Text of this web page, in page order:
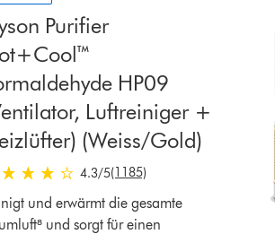
Purifier
HP09
Luftreiniger +
(Weiss/Gold)
stars out of 5 from 1185 Bewertungen
4.3/5(1185)
und erwärmt die gesamte
und sorgt für einen